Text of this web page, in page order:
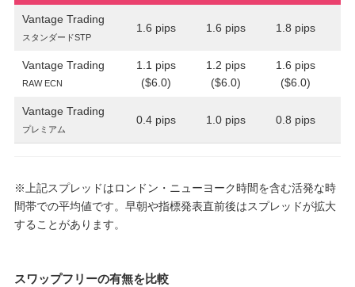
Vantage Trading
スタンダードSTP
1.6 pips 1.6 pips 1.8 pips
Vantage Trading
RAW ECN
1.1 pips
($6.0)
1.2 pips
($6.0)
1.6 pips
($6.0)
Vantage Trading
プレミアム
0.4 pips 1.0 pips 0.8 pips
※上記スプレッドはロンドン・ニューヨーク時間を含む活発な時
間帯での平均値です。早朝や指標発表直前後はスプレッドが拡大
することがあります。
スワップフリーの有無を比較